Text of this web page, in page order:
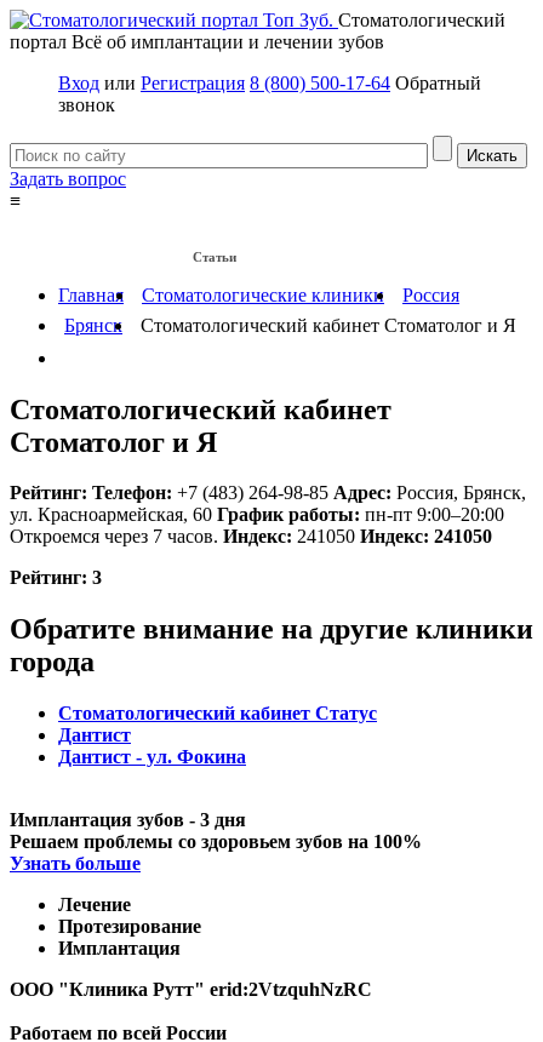
Стоматологический
портал Всё об имплантации и лечении зубов
Вход или Регистрация 8 (800) 500-17-64 Обратный
звонок
Задать вопрос
≡
Статьи
Главная Стоматологические клиники
Россия
Брянск
Стоматологический кабинет Стоматолог и Я
Стоматологический кабинет
Стоматолог и Я
Рейтинг: Телефон: +7 (483) 264-98-85 Адрес: Россия, Брянск,
ул. Красноармейская, 60 График работы: пн-пт 9:00–20:00
Откроемся через 7 часов. Индекс: 241050 Индекс: 241050
Рейтинг: 3
Обратите внимание на другие клиники
города
Стоматологический кабинет Статус
Дантист
Дантист - ул. Фокина
Имплантация зубов - 3 дня
Решаем проблемы со здоровьем зубов на 100%
Узнать больше
Лечение
Протезирование
Имплантация
ООО "Клиника Рутт" erid:2VtzquhNzRC
Работаем по всей России